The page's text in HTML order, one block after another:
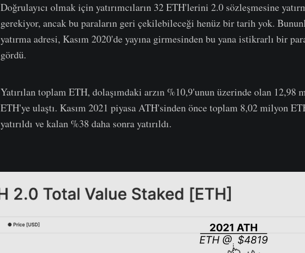
Doğrulayıcı olmak için yatırımcıların 32 ETH'lerini 2.0 sözleşmesine
gerekiyor, ancak bu paraların geri çekilebileceği henüz bir tarih yok.
yatırma adresi, Kasım 2020'de yayına girmesinden bu yana istikrarlı bir
gördü.
Yatırılan toplam ETH, dolaşımdaki arzın %10,9'unun üzerinde olan 12,98
ETH'ye ulaştı. Kasım 2021 piyasa ATH'sinden önce toplam 8,02 milyon
yatırıldı ve kalan %38 daha sonra yatırıldı.